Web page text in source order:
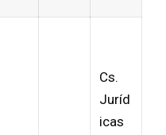
Cs.
Juríd
icas